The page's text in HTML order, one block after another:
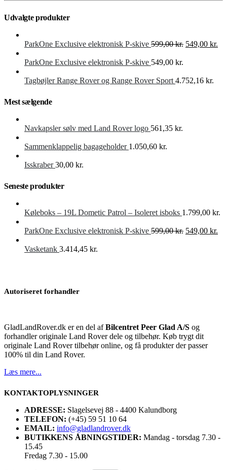
Udvalgte produkter
ParkOne Exclusive elektronisk P-skive 599,00kr. Den
599,00 kr..
549,00 kr.
ParkOne Exclusive elektronisk P-skive 549,00 kr.
Tagbøjler Range Rover og Range Rover Sport 4.752,16 kr.
Mest sælgende
Navkapsler sølv med Land Rover logo 561,35 kr.
Sammenklappelig bagageholder 1.050,60 kr.
Isskraber 30,00 kr.
Seneste produkter
Køleboks – 19L Dometic Patrol – Isoleret isboks 1.799,00 kr.
ParkOne Exclusive elektronisk P-skive 599,00kr. Den
549,00 kr.
Vasketank 3.414,45 kr.
Autoriseret forhandler
GladLandRover.dk er en del afBilcentret Peer Glad A/S og
forhandler originale Land Rover dele og tilbehør. Køb trygt dit
originale Land Rover tilbehør online, og få produkter der passer
100% til din Land Rover.
Læs mere...
KONTAKTOPLYSNINGER
ADRESSE: Slagelsevej 88 - 4400 Kalundborg
TELEFON: (+45) 59 51 10 64
EMAIL: info@gladlandrover.dk
BUTIKKENS ÅBNINGSTIDER: Mandag - torsdag 7.30 -
15.45
Fredag 7.30 - 15.00